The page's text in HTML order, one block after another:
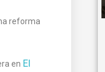
reforma
en El